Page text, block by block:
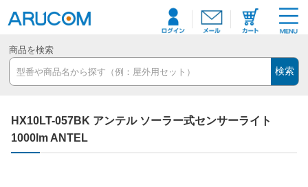
商品を検索
検索
HX10LT-057BK アンテル ソーラー式センサーライト
1000lm ANTEL